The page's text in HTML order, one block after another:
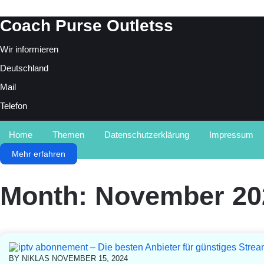
Skip
to
Coach Purse Outletss
Wir informieren
Deutschland
Mail
Telefon
Home Themen Datenschutzerklärung Impressum
Mehr erfahren
Month: November
BY NIKLAS NOVEMBER 15, 2024